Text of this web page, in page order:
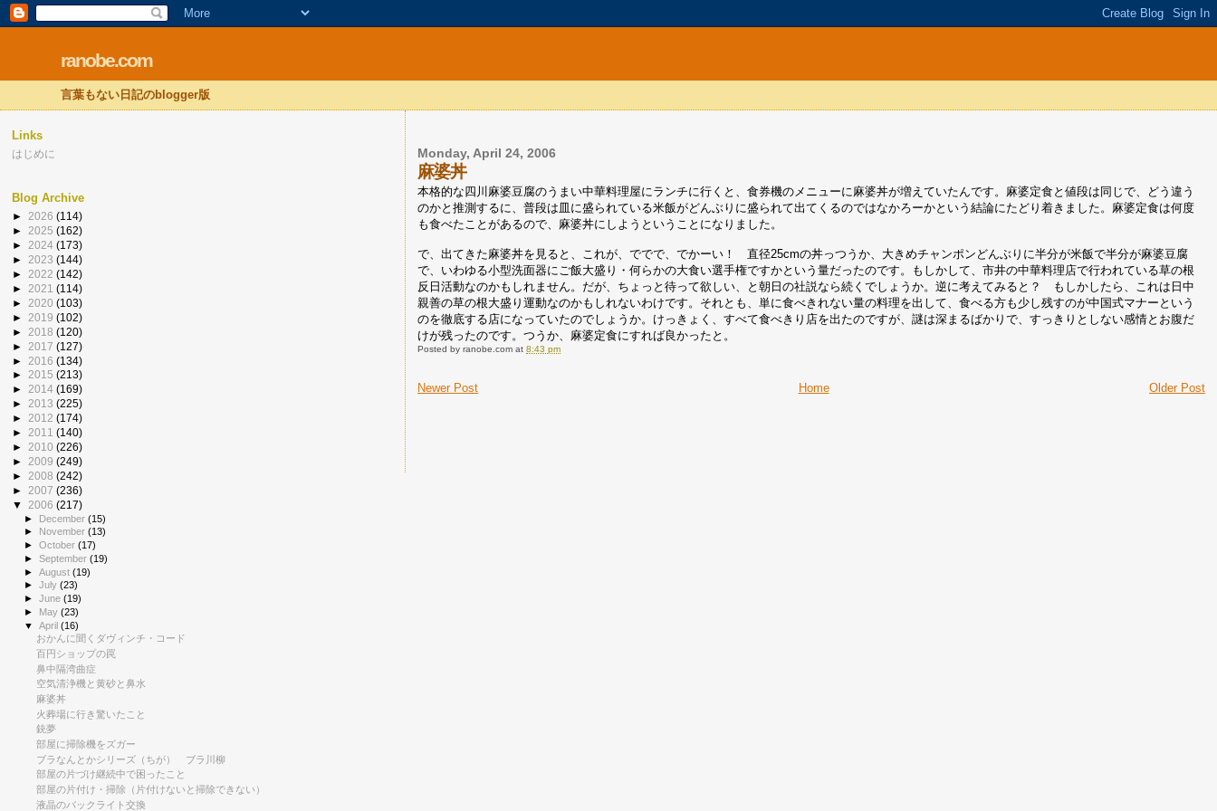
ranobe.com
言葉もない日記のblogger版
Monday, April 24, 2006
麻婆丼
本格的な四川麻婆豆腐のうまい中華料理屋にランチに行くと、食券機のメニューに麻婆丼が増えていたんです。麻婆定食と値段は同じで、どう違う
のかと推測するに、普段は皿に盛られている米飯がどんぶりに盛られて出てくるのではなかろーかという結論にたどり着きました。麻婆定食は何度
も食べたことがあるので、麻婆丼にしようということになりました。
で、出てきた麻婆丼を見ると、これが、ででで、でかーい！ 直径25cmの丼っつうか、大きめチャンポンどんぶりに半分が米飯で半分が麻婆豆腐
で、いわゆる小型洗面器にご飯大盛り・何らかの大食い選手権ですかという量だったのです。もしかして、市井の中華料理店で行われている草の根
反日活動なのかもしれません。だが、ちょっと待って欲しい、と朝日の社説なら続くでしょうか。逆に考えてみると？ もしかしたら、これは日中
親善の草の根大盛り運動なのかもしれないわけです。それとも、単に食べきれない量の料理を出して、食べる方も少し残すのが中国式マナーという
のを徹底する店になっていたのでしょうか。けっきょく、すべて食べきり店を出たのですが、謎は深まるばかりで、すっきりとしない感情とお腹だ
けが残ったのです。つうか、麻婆定食にすれば良かったと。
Posted byranobe.com at8:43 pm
Newer Post Older Post
Home
Links
はじめに
Blog Archive
► 2026 (114)
► 2025 (162)
► 2024 (173)
► 2023 (144)
► 2022 (142)
► 2021 (114)
► 2020 (103)
► 2019 (102)
► 2018 (120)
► 2017 (127)
► 2016 (134)
► 2015 (213)
► 2014 (169)
► 2013 (225)
► 2012 (174)
► 2011 (140)
► 2010 (226)
► 2009 (249)
► 2008 (242)
► 2007 (236)
▼ 2006 (217)
► December(15)
►
November(13)
►October(17)
►September(19)
►August(19)
►July(23)
►June(19)
► May(23)
▼April(16)
おかんに聞くダヴィンチ・コード
百円ショップの罠
鼻中隔湾曲症
空気清浄機と黄砂と鼻水
麻婆丼
火葬場に行き驚いたこと
銃夢
部屋に掃除機をズガー
ブラなんとかシリーズ（ちが） ブラ川柳
部屋の片づけ継続中で困ったこと
部屋の片付け・掃除（片付けないと掃除できない）
液晶のバックライト交換